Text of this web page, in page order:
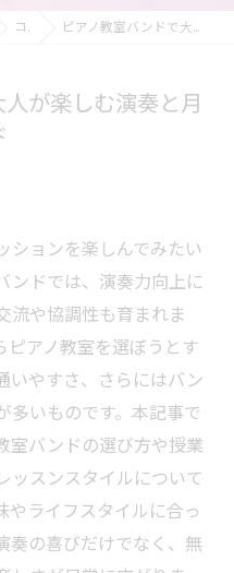
コラム ピアノ教室バンドで大人が楽しむ演奏と月謝相場の選び方ガイド
が楽しむ演奏と月
ションを楽しんでみたい
ンドでは、演奏力向上に
流や協調性も育まれま
ピアノ教室を選ぼうとす
いやすさ、さらにはバン
多いものです。本記事で
室バンドの選び方や授業
ッスンスタイルについて
ライフスタイルに合っ
奏の喜びだけでなく、無